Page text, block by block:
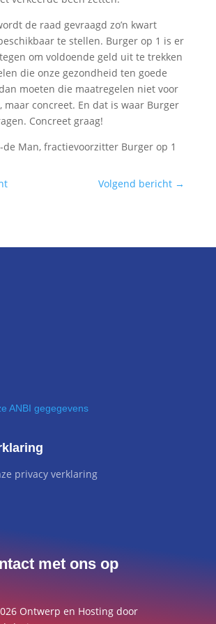
de raad gevraagd zo’n kwart
te stellen. Burger op 1 is er
om voldoende geld uit te trekken
die onze gezondheid ten goede
moeten die maatregelen niet voor
maar concreet. En dat is waar Burger
Concreet graag!
de Man, fractievoorzitter Burger op 1
Volgend bericht →
ANBI gegegevens
privacy verklaring
met ons op
Ontwerp en Hosting door